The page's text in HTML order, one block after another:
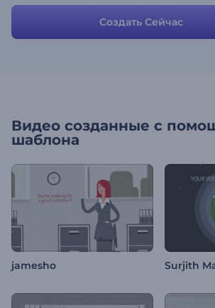
Создать Сейчас
Видео созданные с
шаблона
jamesho Surjith